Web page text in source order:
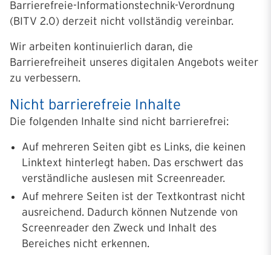
Barrierefreie-Informationstechnik-Verordnung
(BITV 2.0) derzeit nicht vollständig vereinbar.
Wir arbeiten kontinuierlich daran, die
Barrierefreiheit unseres digitalen Angebots weiter
zu verbessern.
Nicht barrierefreie Inhalte
Die folgenden Inhalte sind nicht barrierefrei:
Auf mehreren Seiten gibt es Links, die keinen
Linktext hinterlegt haben. Das erschwert das
verständliche auslesen mit Screenreader.
Auf mehrere Seiten ist der Textkontrast nicht
ausreichend. Dadurch können Nutzende von
Screenreader den Zweck und Inhalt des
Bereiches nicht erkennen.